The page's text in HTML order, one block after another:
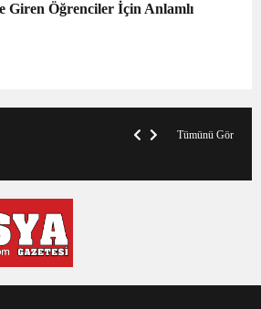
Giren Öğrenciler İçin Anlamlı
Tümünü Gör